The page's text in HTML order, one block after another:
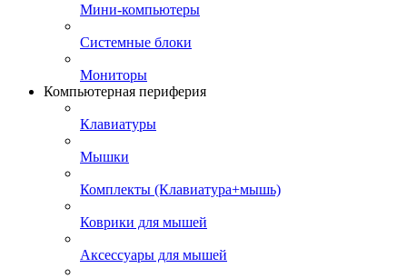
Мини-компьютеры
Системные блоки
Мониторы
Компьютерная периферия
Клавиатуры
Мышки
Комплекты (Клавиатура+мышь)
Коврики для мышей
Аксессуары для мышей